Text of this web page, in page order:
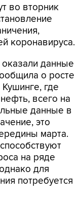
во вторник
коронавируса.
данные
о росте
где
всего на
данные в
это
марта.
на ряде
для
потребуется